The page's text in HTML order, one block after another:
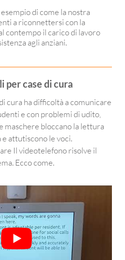
di come la nostra
a riconnettersi con la
contempo il carico di lavoro
agli anziani.
per case di cura
cura ha difficoltà a comunicare
e con problemi di udito,
maschere bloccano la lettura
e attutiscono le voci.
Il videotelefono risolve il
Ecco come.